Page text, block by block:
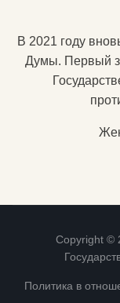
В 2021 году
Думы. Первый
Copyright ©
Политика в